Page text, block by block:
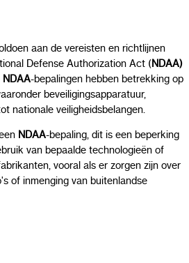
aan de vereisten en richtlijnen
Defense Authorization Act (NDAA)
NDAA-bepalingen hebben betrekking op
beveiligingsapparatuur,
nationale veiligheidsbelangen.
NDAA-bepaling, dit is een beperking
van bepaalde technologieën of
vooral als er zorgen zijn over
of inmenging van buitenlandse